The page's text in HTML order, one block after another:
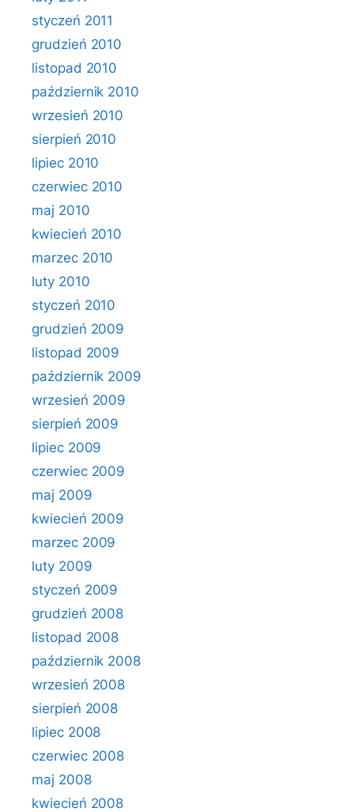
styczeń 2011
grudzień 2010
listopad 2010
październik 2010
wrzesień 2010
sierpień 2010
lipiec 2010
czerwiec 2010
maj 2010
kwiecień 2010
marzec 2010
luty 2010
styczeń 2010
grudzień 2009
listopad 2009
październik 2009
wrzesień 2009
sierpień 2009
lipiec 2009
czerwiec 2009
maj 2009
kwiecień 2009
marzec 2009
luty 2009
styczeń 2009
grudzień 2008
listopad 2008
październik 2008
wrzesień 2008
sierpień 2008
lipiec 2008
czerwiec 2008
maj 2008
kwiecień 2008